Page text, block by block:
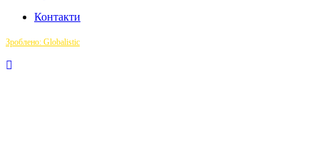
Контакти
Зроблено: Globalistic